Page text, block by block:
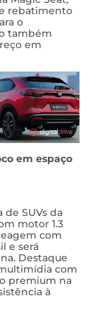
rebatimento
o
também
em
em espaço
SUVs da
motor 1.3
com
e será
Destaque
com
premium na
à